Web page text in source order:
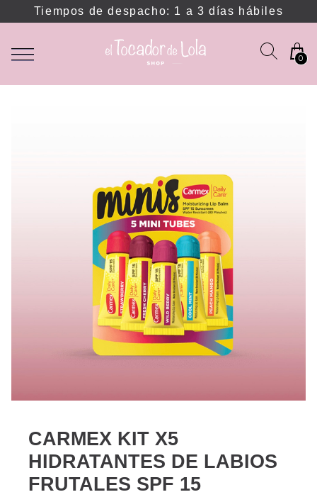
Tiempos de despacho: 1 a 3 días hábiles
0
CARMEX KIT X5
HIDRATANTES DE LABIOS
FRUTALES SPF 15